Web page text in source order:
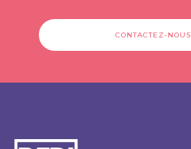
CONTACTEZ-NOUS